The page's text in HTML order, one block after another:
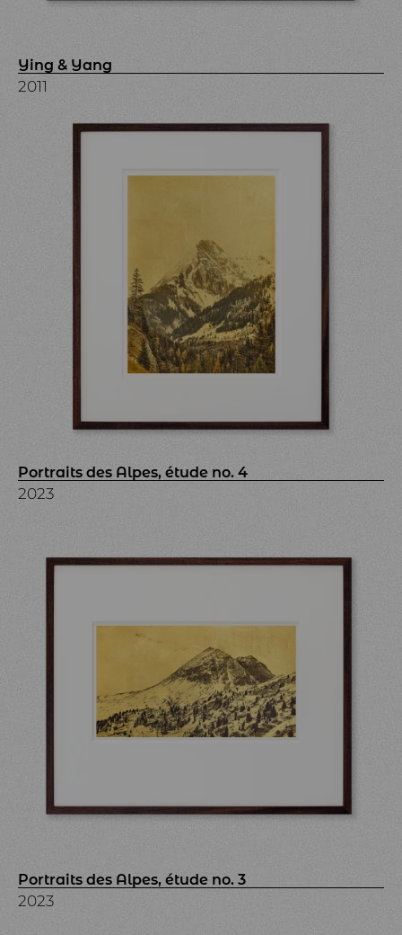
Ying & Yang
2011
Portraits des Alpes, étude no. 4
2023
Portraits des Alpes, étude no. 3
2023